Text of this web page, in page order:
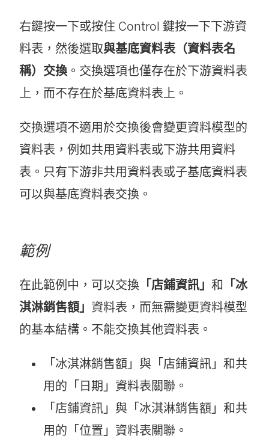
右鍵按一下或按住 Control 鍵按一下下游資
料表，然後選取與基底資料表（資料表名
稱）交換 。交換選項也僅存在於下游資料表
上，而不存在於基底資料表上。
交換選項不適用於交換後會變更資料模型的
資料表，例如共用資料表或下游共用資料
表。只有下游非共用資料表或子基底資料表
可以與基底資料表交換。
範例
在此範例中，可以交換 「店鋪資訊」 和 「冰
淇淋銷售額」 資料表，而無需變更資料模型
的基本結構。不能交換其他資料表。
「冰淇淋銷售額」與「店鋪資訊」和共
用的「日期」資料表關聯。
「店鋪資訊」與「冰淇淋銷售額」和共
用的「位置」資料表關聯。